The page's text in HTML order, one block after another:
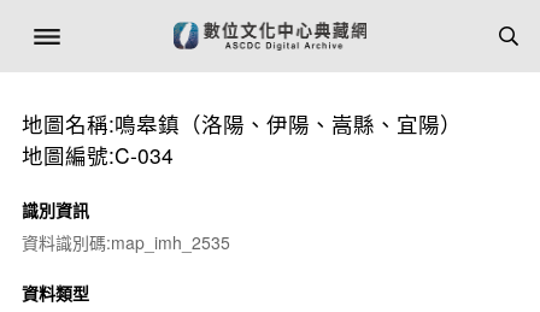
地圖名稱:鳴皋鎮（洛陽、伊陽、嵩縣、宜陽）
地圖編號:C-034
識別資訊
資料識別碼:map_imh_2535
資料類型